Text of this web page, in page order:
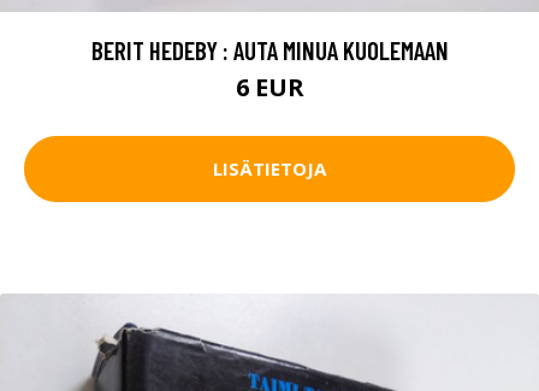
BERIT HEDEBY : AUTA MINUA KUOLEMAAN
6 EUR
LISÄTIETOJA